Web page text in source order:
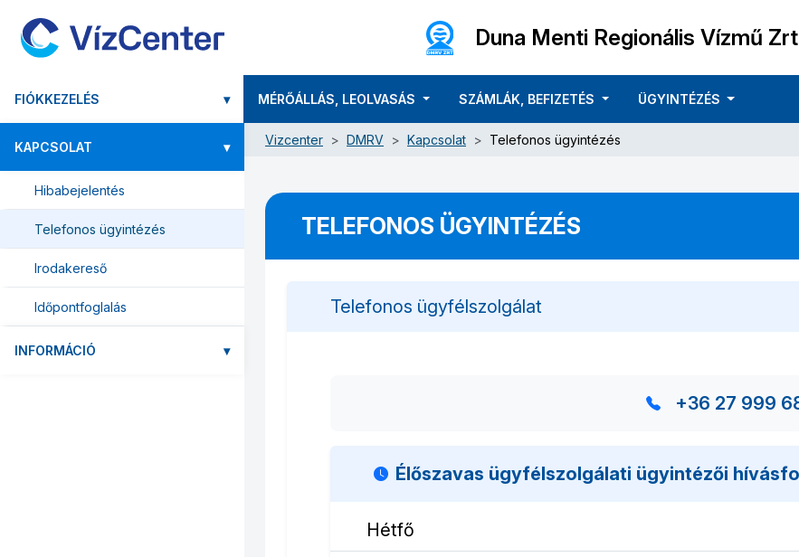
Duna Menti Regionális Vízmű
FIÓKKEZELÉS ▾
KAPCSOLAT ▾
Hibabejelentés
Telefonos ügyintézés
Irodakereső
Időpontfoglalás
INFORMÁCIÓ ▾
MÉRŐÁLLÁS, LEOLVASÁS SZÁMLÁK, BEFIZETÉS ÜGYINTÉZÉS
Vizcenter DMRV Kapcsolat Telefonos ügyintézés
TELEFONOS ÜGYINTÉZÉS
Telefonos ügyfélszolgálat
+36 27 999
Élőszavas ügyfélszolgálati ügyintézői
Hétfő